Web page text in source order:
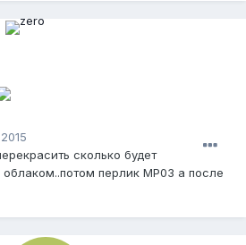
сколько будет
облаком..потом перлик МР03 а после